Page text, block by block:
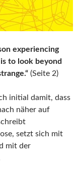
experiencing
to look beyond
(Seite 2)
initial damit, dass
näher auf
setzt sich mit
mit der